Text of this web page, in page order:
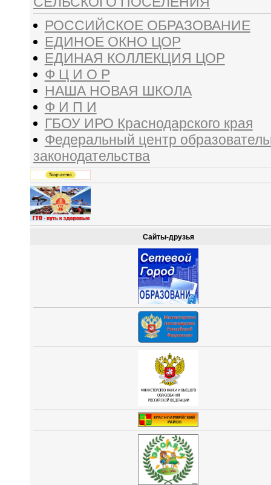
РОССИЙСКОЕ ОБРАЗОВАНИЕ
ЕДИНОЕ ОКНО ЦОР
ЕДИНАЯ КОЛЛЕКЦИЯ ЦОР
Ф Ц И О Р
НАША НОВАЯ ШКОЛА
Ф И П И
ГБОУ ИРО Краснодарского края
Федеральный центр
законодательства
Сайты-друзья